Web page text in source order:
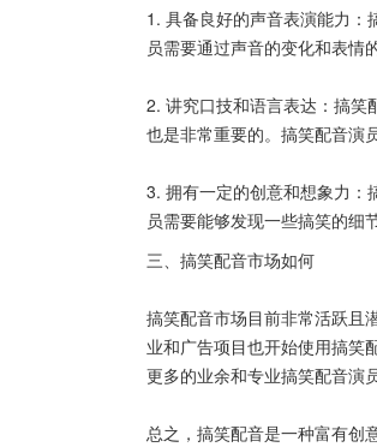
1. 具备良好的声音表演能力
员需要通过声音的变化和表情
2. 讲究口技和语言表达：搞笑
也是非常重要的。搞笑配音演
3. 拥有一定的创意和想象力：
员需要能够发现一些搞笑的细
三、搞笑配音市场如何
搞笑配音市场目前非常活跃且
业和广告项目也开始使用搞笑
更多的业余和专业搞笑配音演
总之，搞笑配音是一种富有创